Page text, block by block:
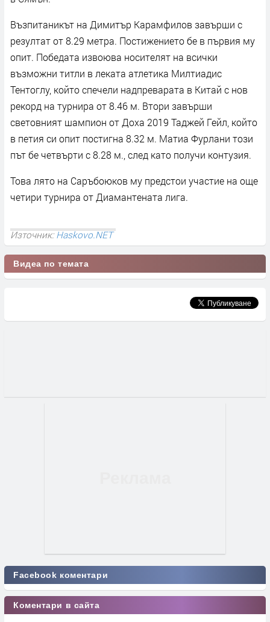
Възпитаникът на Димитър Карамфилов завърши с
резултат от 8.29 метра. Постижението бе в първия му
опит. Победата извоюва носителят на всички
възможни титли в леката атлетика Милтиадис
Тентоглу, който спечели надпреварата в Китай с нов
рекорд на турнира от 8.46 м. Втори завърши
световният шампион от Доха 2019 Таджей Гейл, който
в петия си опит постигна 8.32 м. Матиа Фурлани този
път бе четвърти с 8.28 м., след като получи контузия.
Това лято на Саръбоюков му предстои участие на още
четири турнира от Диамантената лига.
Източник:Haskovo.NET
Видеа по темата
Facebook коментари
Коментари в сайта